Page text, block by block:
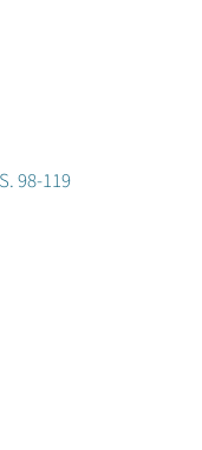
98-119